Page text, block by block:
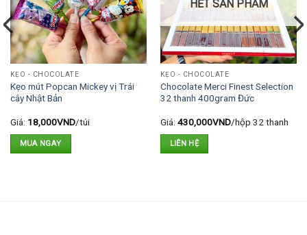
KẸO - CHOCOLATE
Kẹo mút Popcan Mickey vị Trái
cây Nhật Bản
Giá: 18,000VND/túi
MUA NGAY
HẾT SẢN PHẨM
KẸO - CHOCOLATE
Chocolate Merci Finest Selection
32 thanh 400gram Đức
Giá: 430,000VND/hộp 32 thanh
LIÊN HỆ